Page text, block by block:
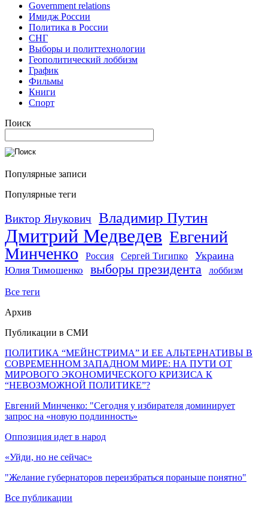
Government relations
Имидж России
Политика в России
СНГ
Выборы и политтехнологии
Геополитический лоббизм
График
Фильмы
Книги
Спорт
Поиск
Популярные записи
Популярные теги
Виктор Янукович Владимир Путин
Дмитрий Медведев Евгений
Минченко
Россия Сергей Тигипко Украина
Юлия Тимошенко выборы президента лоббизм
Все теги
Архив
Публикации в СМИ
ПОЛИТИКА “МЕЙНСТРИМА” И ЕЕ АЛЬТЕРНАТИВЫ В
СОВРЕМЕННОМ ЗАПАДНОМ МИРЕ: НА ПУТИ ОТ
МИРОВОГО ЭКОНОМИЧЕСКОГО КРИЗИСА К
“НЕВОЗМОЖНОЙ ПОЛИТИКЕ”?
Евгений Минченко: "Сегодня у избирателя доминирует
запрос на «новую подлинность»
Оппозиция идет в народ
«Уйди, но не сейчас»
"Желание губернаторов переизбраться пораньше понятно"
Все публикации